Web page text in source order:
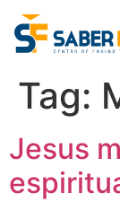
Tag:
Jesus